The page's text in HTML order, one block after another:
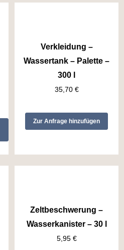
Verkleidung –
Wassertank – Palette –
300 l
35,70 €
Zur Anfrage hinzufügen
Zeltbeschwerung –
Wasserkanister – 30 l
5,95 €